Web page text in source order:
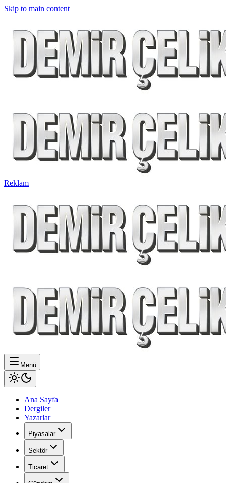
Skip to main content
Reklam
Menü
Ana Sayfa
Dergiler
Yazarlar
Piyasalar
Sektör
Ticaret